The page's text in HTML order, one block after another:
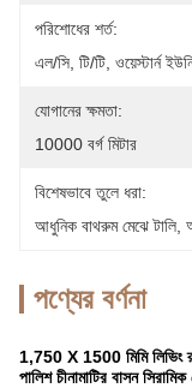
পরিশোধের শর্ত:
এল/সি, টি/টি, ওয়েস্টার্ন
যোগানের ক্ষমতা:
10000 বর্গ মিটার
বিশেষভাবে তুলে ধরা:
আধুনিক বাথরুম মেঝে টালি
পণ্যের বর্ণনা
1,750 X 1500 মিমি লিভিং
পালিশ চীনামাটির বাসন